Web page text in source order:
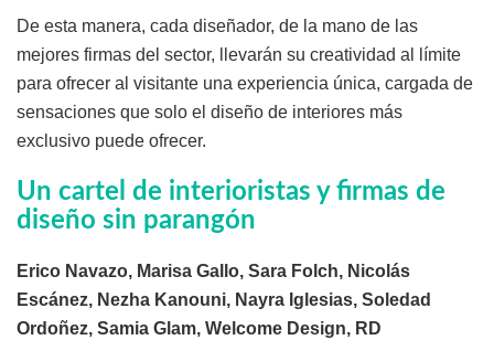
De esta manera, cada diseñador, de la mano de las
mejores firmas del sector, llevarán su creatividad al límite
para ofrecer al visitante una experiencia única, cargada de
sensaciones que solo el diseño de interiores más
exclusivo puede ofrecer.
Un cartel de interioristas y firmas de
diseño sin parangón
Erico Navazo, Marisa Gallo, Sara Folch, Nicolás
Escánez, Nezha Kanouni, Nayra Iglesias, Soledad
Ordoñez, Samia Glam, Welcome Design, RD